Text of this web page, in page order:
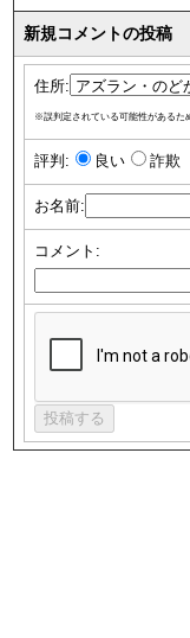
新規コメントの投稿
住所:
※誤判定されている可能性があるた
評判: 良い 詐欺
お名前:
コメント: